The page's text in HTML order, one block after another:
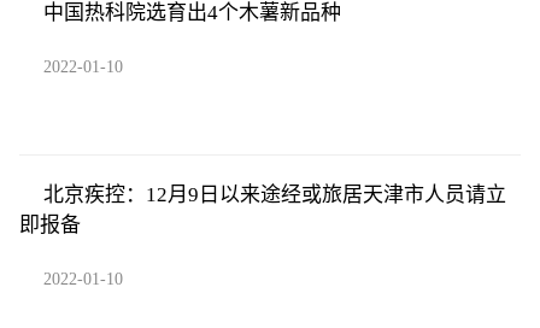
中国热科院选育出4个木薯新品种
2022-01-10
北京疾控：12月9日以来途经或旅居天津市人员请立
即报备
2022-01-10